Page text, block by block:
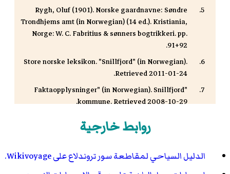
Rygh, Oluf (1901). Norske gaardnavne: Søndre
Trondhjems amt (in Norwegian) (14 ed.). Kristiania,
Norge: W. C. Fabritius & sønners bogtrikkeri. pp.
91+92.
Store norske leksikon. "Snillfjord" (in Norwegian).
Retrieved 2011-01-24.
"Faktaopplysninger" (in Norwegian). Snillfjord
kommune. Retrieved 2008-10-29.
روابط خارجية
الدليل السياحي لمقاطعة سور تروندلاع على Wikivoyage.